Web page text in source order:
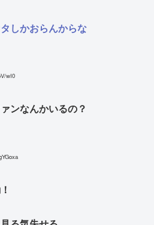
しかおらんからな
wI0
ンなんかいるの？